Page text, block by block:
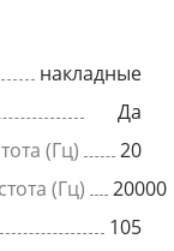
накладные
Да
(Гц)
20
(Гц)
20000
105